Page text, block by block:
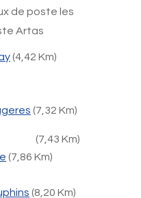
de poste les
Artas
(4,42 Km)
(7,32 Km)
(7,43 Km)
(7,86 Km)
(8,20 Km)